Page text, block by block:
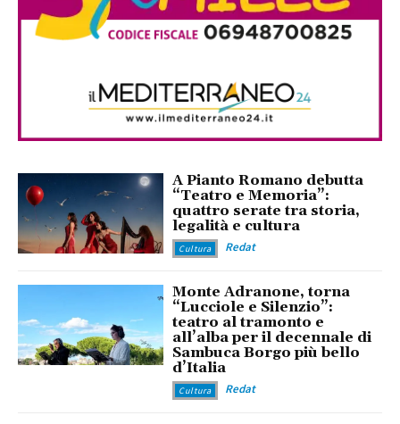
A Pianto Romano debutta
“Teatro e Memoria”:
quattro serate tra storia,
legalità e cultura
Cultura Redat
Monte Adranone, torna
“Lucciole e Silenzio”:
teatro al tramonto e
all’alba per il decennale di
Sambuca Borgo più bello
d’Italia
Cultura Redat